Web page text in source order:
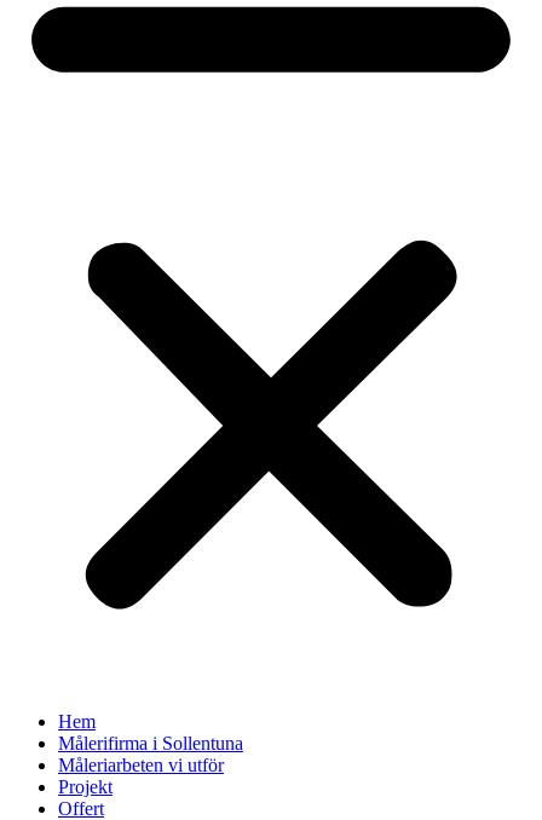
Hem
Målerifirma i Sollentuna
Måleriarbeten vi utför
Projekt
Offert